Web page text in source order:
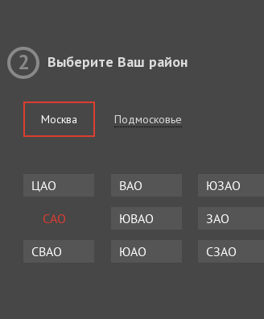
2 Выберите Ваш район
Москва Подмосковье
ЦАО ВАО ЮЗАО
САО ЮВАО ЗАО
СВАО ЮАО СЗАО